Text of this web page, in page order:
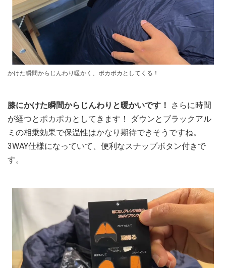
かけた瞬間からじんわり暖かく、ポカポカとしてくる！
膝にかけた瞬間からじんわりと暖かいです！
さらに時間
が経つとポカポカとしてきます！ ダウンとブラックアル
ミの相乗効果で保温性はかなり期待できそうですね。
3WAY仕様になっていて、便利なスナップボタン付きで
す。